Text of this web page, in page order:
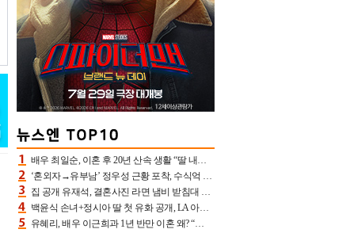
배우 최일순, 이혼 후 20년 산속 생활 “딸 내가 버렸다고 원망‥맘 아파”(특종)[어제TV]
‘혼외자→유부남’ 정우성 근황 포착, 수식억 해킹 피해 후배 만났다 “존경하는”
집 공개 유재석, 결혼사진 라면 냄비 받침대 되고 분노‥가족사진도 피해(놀뭐)[어제TV]
백윤식 손녀+정시아 딸 첫 유화 공개, LA 아트쇼→서울국제조각페스타 작가다운 수준급 실력
유혜리, 배우 이근희과 1년 반만 이혼 왜? “식칼 꽂고 의자 던져” 충격 폭로(특종)[어제TV]